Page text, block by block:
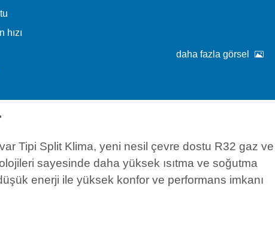
daha fazla görsel
hızı
Tipi Split Klima, yeni nesil çevre dostu R32 gaz ve
sayesinde daha yüksek ısıtma ve soğutma
enerji ile yüksek konfor ve performans imkanı